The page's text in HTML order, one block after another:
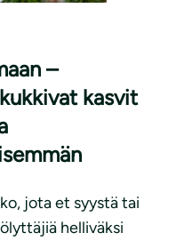
–
kasvit
jota et syystä tai
helliväksi